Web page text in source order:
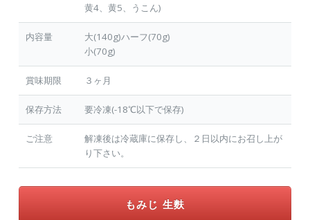
黄4、黄5、うこん)
内容量
大(140g)ハーフ(70g)
小(70g)
賞味期限 ３ヶ月
保存方法 要冷凍(-18℃以下で保存)
ご注意
解凍後は冷蔵庫に保存し、２日以内にお召し上が
り下さい。
もみじ 生麩